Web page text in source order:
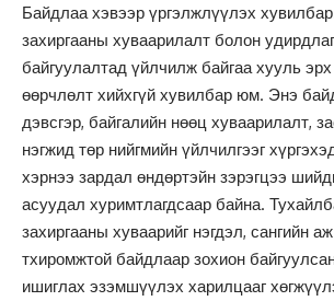
Байдлаа хэвээр үргэлжлүүлэх
захиргааны хуваарилалт болон
байгуулалтад үйлчилж байгаа хууль
өөрчлөлт хийхгүй хувилбар юм. Энэ
дэвсгэр, байгалийн нөөц хуваарилалт,
нэгжид төр нийгмийн үйлчилгээг
хэрнээ зардал өндөртэйн зэрэгцээ
асуудал хуримтлагдсаар байна.
захиргааны хуваарийг нэгдэл, сангийн
тхиромжтой байдлаар зохион
ишиглах эзэмшүүлэх харилцааг